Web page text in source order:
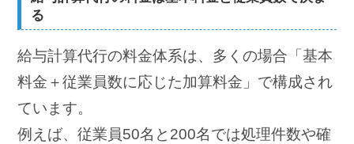
る
給与計算代行の料金体系は、多くの場合「基本
料金＋従業員数に応じた加算料金」で構成され
ています。
例えば、従業員50名と200名では処理件数や確